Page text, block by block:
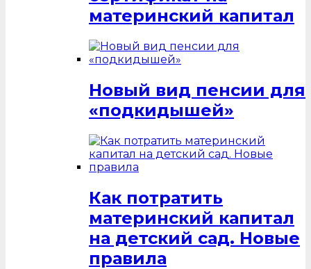
материнский капитал
Новый вид пенсии для
«подкидышей»
Как потратить
материнский капитал
на детский сад. Новые
правила